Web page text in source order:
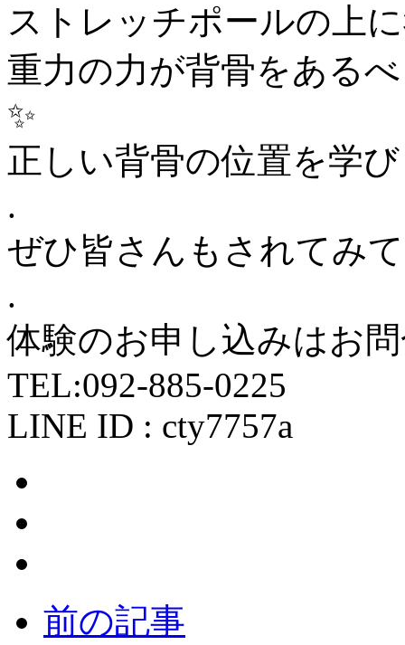
ストレッチポールの上
重力の力が背骨をある
✨
正しい背骨の位置を学
.
ぜひ皆さんもされてみ
.
体験のお申し込みはお
TEL:092-885-0225
LINE ID : cty7757a
前の記事